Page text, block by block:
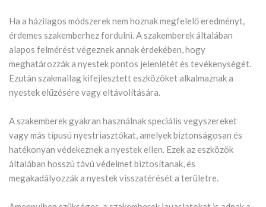
Ha a házilagos módszerek nem hoznak megfelelő eredményt,
érdemes szakemberhez fordulni. A szakemberek általában
alapos felmérést végeznek annak érdekében, hogy
meghatározzák a nyestek pontos jelenlétét és tevékenységét.
Ezután szakmailag kifejlesztett eszközöket alkalmaznak a
nyestek elűzésére vagy eltávolítására.
A szakemberek gyakran használnak speciális vegyszereket
vagy más típusú nyestriasztókat, amelyek biztonságosan és
hatékonyan védekeznek a nyestek ellen. Ezek az eszközök
általában hosszú távú védelmet biztosítanak, és
megakadályozzák a nyestek visszatérését a területre.